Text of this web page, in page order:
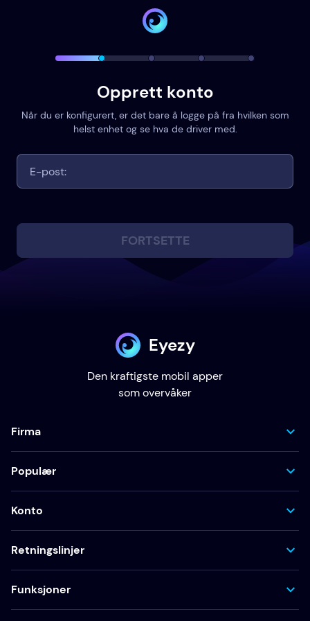
Opprett konto
Når du er konfigurert, er det bare å logge på fra hvilken som
helst enhet og se hva de driver med.
FORTSETTE
Eyezy
Den kraftigste mobil apper
som overvåker
Firma
Populær
Konto
Retningslinjer
Funksjoner